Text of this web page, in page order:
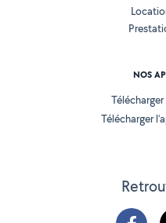
NOS
Télécharger